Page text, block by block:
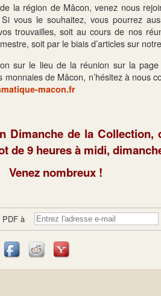
la région de Mâcon, venez nous
vous le souhaitez, vous pourrez
trouvailles, soit au cours de nos
soit par le biais d’articles sur
sur le lieu de la réunion sur la
de Mâcon, n’hésitez à nous
macon.fr
Dimanche de la Collection,
de 9 heures à midi,
Venez nombreux !
PDF à